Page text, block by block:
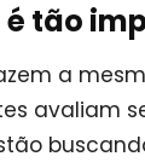
tão
a
avaliam